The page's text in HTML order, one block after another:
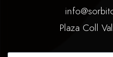
Plaza Coll